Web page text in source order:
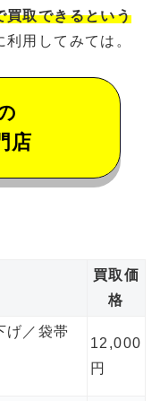
買取できるという
用してみては。
店
買取価
格
げ／袋帯
12,000
円